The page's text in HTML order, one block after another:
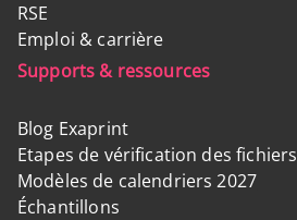
RSE
Emploi & carrière
Supports & ressources
Blog Exaprint
Etapes de vérification des fichiers
Modèles de calendriers 2027
Échantillons